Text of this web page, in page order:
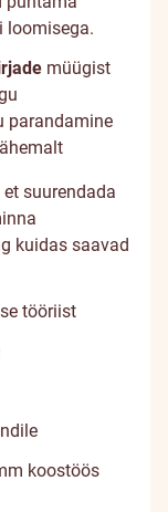
loomisega.
müügist
parandamine
suurendada
kuidas saavad
tööriist
koostöös